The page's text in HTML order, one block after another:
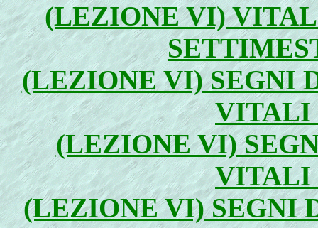
(LEZIONE VI)
(LEZIONE VI) SEGNI
VITALI
(LEZIONE VI)
VITALI
(LEZIONE VI) SEGNI